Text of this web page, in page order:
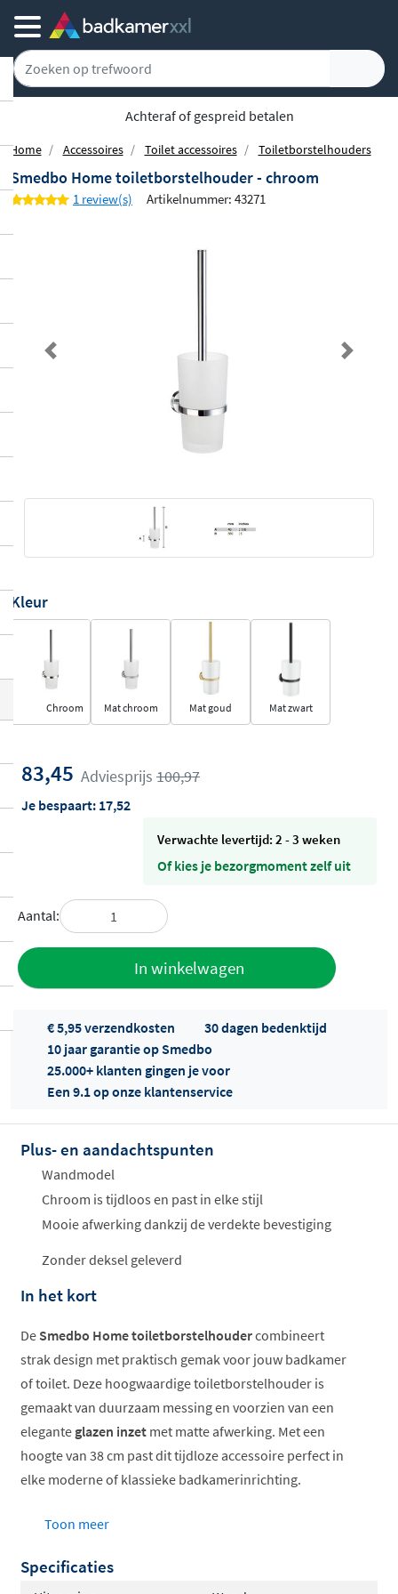
5779 klanten geven ons een 9.1
Home Accessoires Toilet accessoires Toiletborstelhouders
Smedbo Home toiletborstelhouder - chroom
1 review(s) Artikelnummer: 43271
Previous Next
Kleur
Chroom Mat chroom Mat goud Mat zwart
83,45 Adviesprijs 100,97
Je bespaart: 17,52
Verwachte levertijd: 2 - 3 weken
Of kies je bezorgmoment zelf uit
Aantal:
In winkelwagen
Offertes
ophalen...
€ 5,95 verzendkosten
30 dagen bedenktijd
10 jaar garantie op Smedbo
25.000+ klanten gingen je voor
Een 9.1 op onze klantenservice
Plus- en aandachtspunten
Wandmodel
Chroom is tijdloos en past in elke stijl
Mooie afwerking dankzij de verdekte bevestiging
Zonder deksel geleverd
In het kort
De Smedbo Home toiletborstelhoudercombineert
strak design met praktisch gemak voor jouw badkamer
of toilet. Deze hoogwaardige toiletborstelhouder is
gemaakt van duurzaam messing en voorzien van een
elegante glazen inzet met matte afwerking. Met een
hoogte van 38 cm past dit tijdloze accessoire perfect in
elke moderne of klassieke badkamerinrichting.
Stijlvol design met matte glazen inzet
Verdekte bevestiging voor strak resultaat
Toon meer
Specificaties